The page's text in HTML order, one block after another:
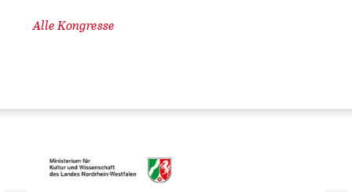
Alle Kongresse